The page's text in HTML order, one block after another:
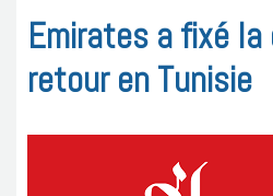
Emirates a fixé
retour en Tunisie